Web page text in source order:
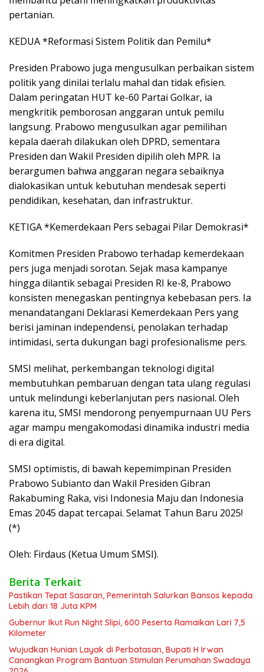
pertanian.
KEDUA *Reformasi Sistem Politik dan Pemilu*
Presiden Prabowo juga mengusulkan perbaikan sistem
politik yang dinilai terlalu mahal dan tidak efisien.
Dalam peringatan HUT ke-60 Partai Golkar, ia
mengkritik pemborosan anggaran untuk pemilu
langsung. Prabowo mengusulkan agar pemilihan
kepala daerah dilakukan oleh DPRD, sementara
Presiden dan Wakil Presiden dipilih oleh MPR. Ia
berargumen bahwa anggaran negara sebaiknya
dialokasikan untuk kebutuhan mendesak seperti
pendidikan, kesehatan, dan infrastruktur.
KETIGA *Kemerdekaan Pers sebagai Pilar Demokrasi*
Komitmen Presiden Prabowo terhadap kemerdekaan
pers juga menjadi sorotan. Sejak masa kampanye
hingga dilantik sebagai Presiden RI ke-8, Prabowo
konsisten menegaskan pentingnya kebebasan pers. Ia
menandatangani Deklarasi Kemerdekaan Pers yang
berisi jaminan independensi, penolakan terhadap
intimidasi, serta dukungan bagi profesionalisme pers.
SMSI melihat, perkembangan teknologi digital
membutuhkan pembaruan dengan tata ulang regulasi
untuk melindungi keberlanjutan pers nasional. Oleh
karena itu, SMSI mendorong penyempurnaan UU Pers
agar mampu mengakomodasi dinamika industri media
di era digital.
SMSI optimistis, di bawah kepemimpinan Presiden
Prabowo Subianto dan Wakil Presiden Gibran
Rakabuming Raka, visi Indonesia Maju dan Indonesia
Emas 2045 dapat tercapai. Selamat Tahun Baru 2025!
(*)
Oleh: Firdaus (Ketua Umum SMSI).
Berita Terkait
Pastikan Tepat Sasaran, Pemerintah Salurkan Bansos kepada
Lebih dari 18 Juta KPM
Gubernur Ikut Run Night Slipi, 600 Peserta Ramaikan Lari 7,5
Kilometer
Wujudkan Hunian Layak di Perbatasan, Bupati H Irwan
Canangkan Program Bantuan Stimulan Perumahan Swadaya